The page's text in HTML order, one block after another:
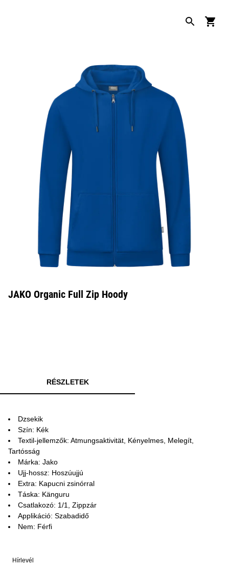
JAKO Organic Full Zip Hoody
RÉSZLETEK
Dzsekik
Szín: Kék
Textil-jellemzők: Atmungsaktivität, Kényelmes, Melegít,
Tartósság
Márka: Jako
Ujj-hossz: Hoszúujjú
Extra: Kapucni zsinórral
Táska: Känguru
Csatlakozó: 1/1, Zippzár
Applikáció: Szabadidő
Nem: Férfi
Hírlevél